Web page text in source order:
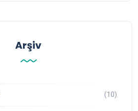
Arşiv
(10)